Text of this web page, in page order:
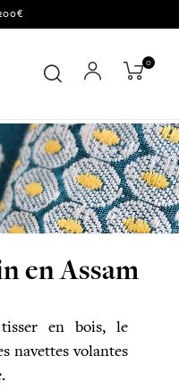
0
en Assam
en bois, le
navettes volantes